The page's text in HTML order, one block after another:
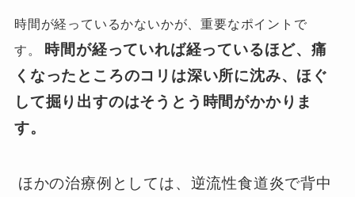
時間が経っているかないかが、重要なポイントで
す。 時間が経っていれば経っているほど、痛
くなったところのコリは深い所に沈み、ほぐ
して掘り出すのはそうとう時間がかかりま
す。
ほかの治療例としては、逆流性食道炎で背中